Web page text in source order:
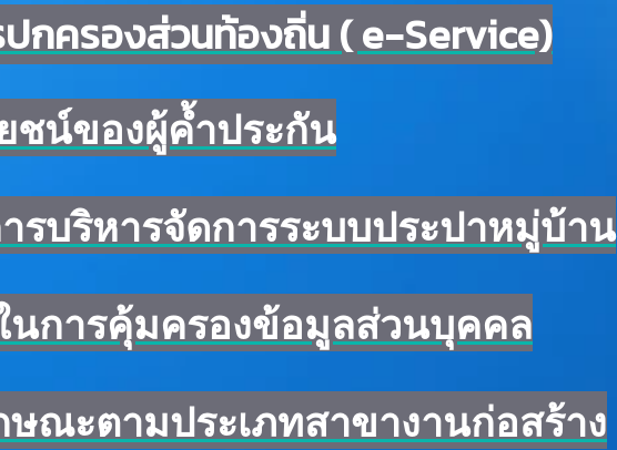
กครองส่วนท้องถิ่น ( e-Service)
ชน์ของผู้ค้ำประกัน
บริหารจัดการระบบประปาหมู่บ้าน
การคุ้มครองข้อมูลส่วนบุคคล
ณะตามประเภทสาขางานก่อสร้าง